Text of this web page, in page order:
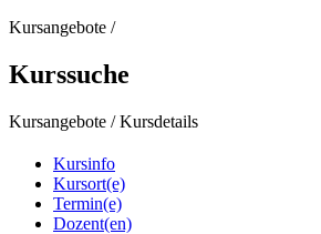
Kursangebote /
Kurssuche
Kursangebote /Kursdetails
Kursinfo
Kursort(e)
Termin(e)
Dozent(en)